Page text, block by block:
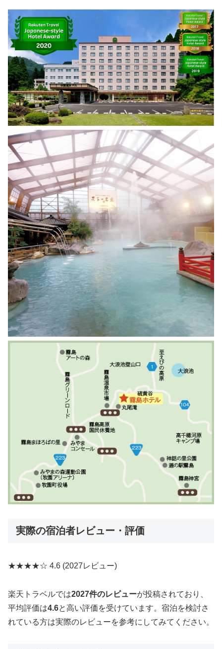
実際の宿泊者レビュー・評価
★★★★☆ 4.6 (2027レビュー)
楽天トラベルでは2027件のレビューが投稿されており、
平均評価は4.6と高い評価を受けています。宿泊を検討さ
れている方は実際のレビューを参考にしてみてください。